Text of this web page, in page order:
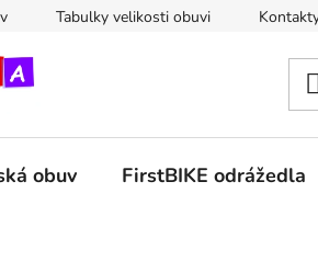
Tabulky velikosti obuvi
obuv FirstBIKE odrážedla